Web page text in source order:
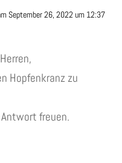
September 26, 2022 um 12:37
Hopfenkranz zu
freuen.